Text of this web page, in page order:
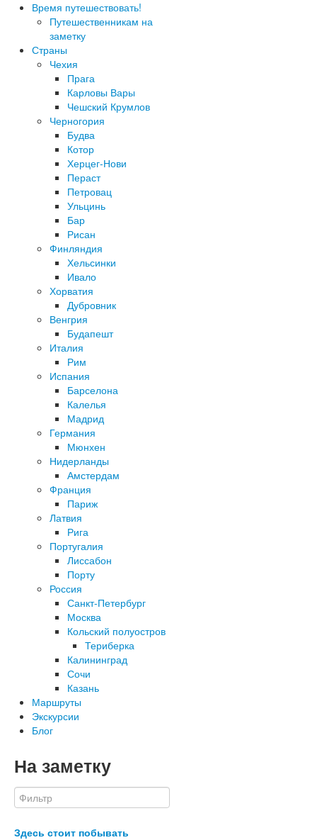
Время путешествовать!
Путешественникам на
заметку
Страны
Чехия
Прага
Карловы Вары
Чешский Крумлов
Черногория
Будва
Котор
Херцег-Нови
Пераст
Петровац
Ульцинь
Бар
Рисан
Финляндия
Хельсинки
Ивало
Хорватия
Дубровник
Венгрия
Будапешт
Италия
Рим
Испания
Барселона
Калелья
Мадрид
Германия
Мюнхен
Нидерланды
Амстердам
Франция
Париж
Латвия
Рига
Португалия
Лиссабон
Порту
Россия
Санкт-Петербург
Москва
Кольский полуостров
Териберка
Калининград
Сочи
Казань
Маршруты
Экскурсии
Блог
На заметку
Здесь стоит побывать